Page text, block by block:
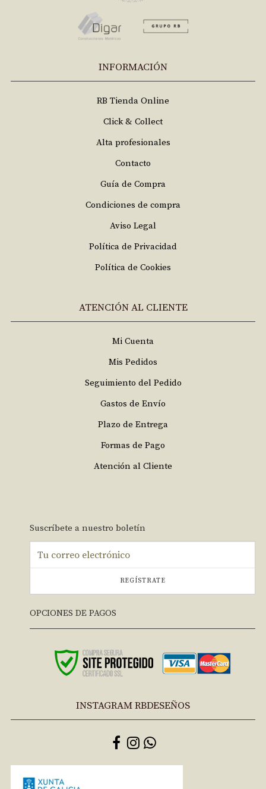
INFORMACIÓN
RB Tienda Online
Click & Collect
Alta profesionales
Contacto
Guía de Compra
Condiciones de compra
Aviso Legal
Política de Privacidad
Política de Cookies
ATENCIÓN AL CLIENTE
Mi Cuenta
Mis Pedidos
Seguimiento del Pedido
Gastos de Envío
Plazo de Entrega
Formas de Pago
Atención al Cliente
Suscríbete a nuestro boletín
REGÍSTRATE
OPCIONES DE PAGOS
INSTAGRAM RBDESEÑOS